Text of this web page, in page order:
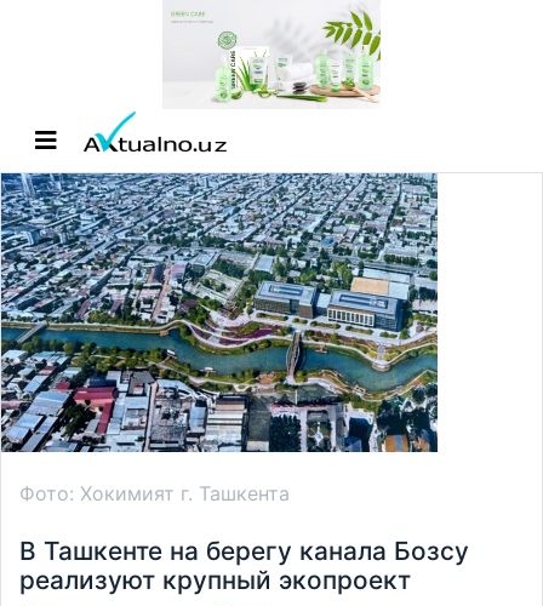
Фото: Хокимият г. Ташкента
В Ташкенте на берегу канала Бозсу
реализуют крупный экопроект